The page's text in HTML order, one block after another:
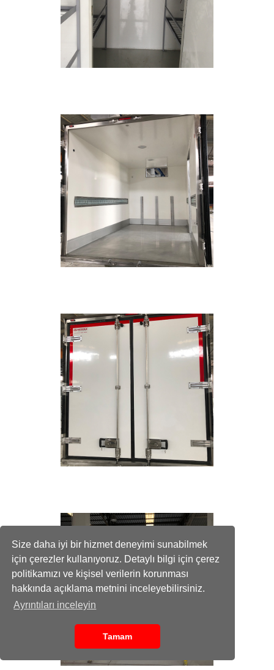
Size daha iyi bir hizmet deneyimi sunabilmek
için çerezler kullanıyoruz. Detaylı bilgi için çerez
politikamızı ve kişisel verilerin korunması
hakkında açıklama metnini inceleyebilirsiniz.
Ayrıntıları inceleyin
Tamam